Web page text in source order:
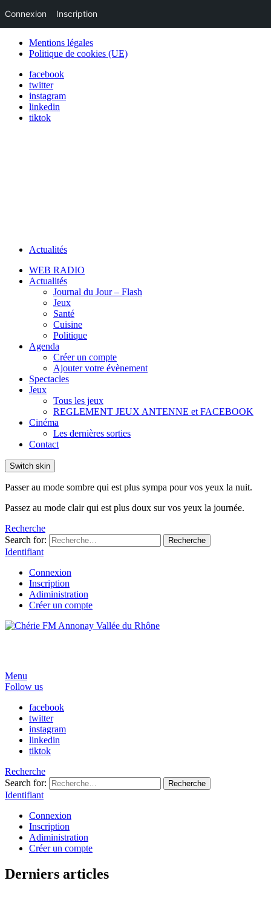
Mentions légales
Politique de cookies (UE)
facebook
twitter
instagram
linkedin
tiktok
Actualités
WEB RADIO
Actualités
Journal du Jour – Flash
Jeux
Santé
Cuisine
Politique
Agenda
Créer un compte
Ajouter votre évènement
Spectacles
Jeux
Tous les jeux
REGLEMENT JEUX ANTENNE et FACEBOOK
Cinéma
Les dernières sorties
Contact
Switch skin
Passer au mode sombre qui est plus sympa pour vos yeux la nuit.
Passez au mode clair qui est plus doux sur vos yeux la journée.
Recherche
Search for:
Recherche
Identifiant
Connexion
Inscription
Adiministration
Créer un compte
Menu
Follow us
facebook
twitter
instagram
linkedin
tiktok
Recherche
Search for:
Recherche
Identifiant
Connexion
Inscription
Adiministration
Créer un compte
Derniers articles
Connexion Inscription